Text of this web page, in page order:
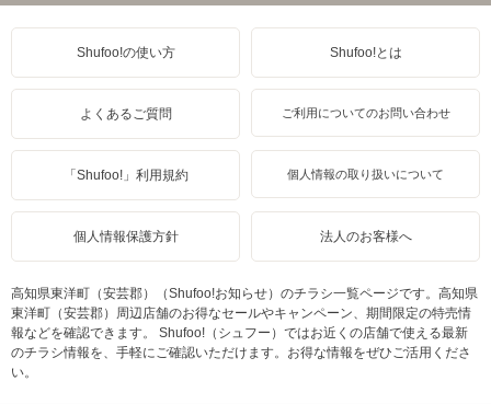
Shufoo!の使い方 Shufoo!とは
よくあるご質問 ご利用についてのお問い合わせ
「Shufoo!」利用規約 個人情報の取り扱いについて
個人情報保護方針 法人のお客様へ
高知県東洋町（安芸郡）（Shufoo!お知らせ）のチラシ一覧ページです。高知県
東洋町（安芸郡）周辺店舗のお得なセールやキャンペーン、期間限定の特売情
報などを確認できます。 Shufoo!（シュフー）ではお近くの店舗で使える最新
のチラシ情報を、手軽にご確認いただけます。お得な情報をぜひご活用くださ
い。